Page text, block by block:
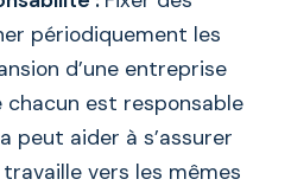
périodiquement les
d’une entreprise
est responsable
peut aider à s’assurer
vers les mêmes